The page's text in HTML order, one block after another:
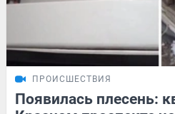
ПРОИСШЕСТВИЯ
Появилась плесень: